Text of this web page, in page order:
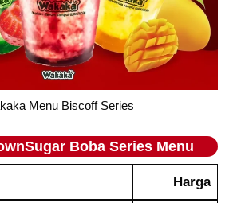
Menu Biscoff Series
Boba Series Menu
Harga